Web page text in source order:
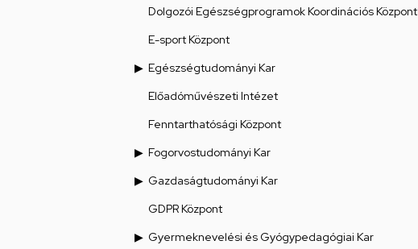
Dolgozói Egészségprogramok Koordinációs Központ
E-sport Központ
Egészségtudományi Kar
Előadóművészeti Intézet
Fenntarthatósági Központ
Fogorvostudományi Kar
Gazdaságtudományi Kar
GDPR Központ
Gyermeknevelési és Gyógypedagógiai Kar